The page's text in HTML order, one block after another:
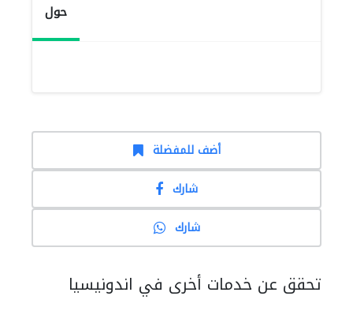
حول
أضف للمفضلة
شارك
شارك
تحقق عن خدمات أخرى في اندونيسيا